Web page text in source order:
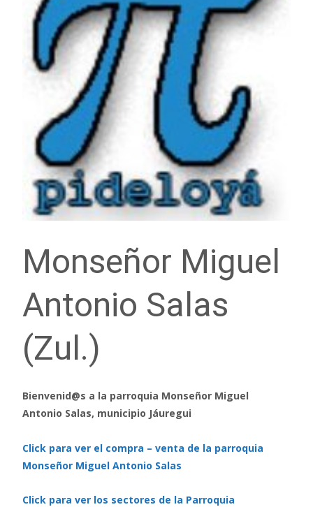
Monseñor Miguel
Antonio Salas
(Zul.)
Bienvenid@s a la parroquia Monseñor Miguel
Antonio Salas, municipio Jáuregui
Click para ver el compra – venta de la parroquia
Monseñor Miguel Antonio Salas
Click para ver los sectores de la Parroquia